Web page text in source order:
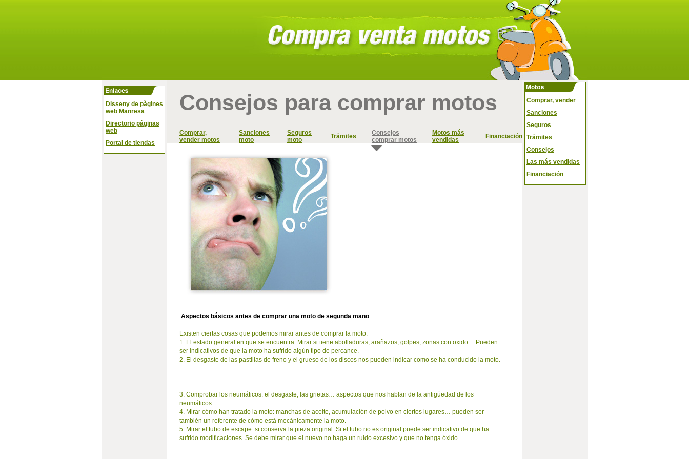
Disseny de pàgines
web Manresa
Directorio páginas
web
Portal de tiendas
Consejos para comprar motos
Comprar,
vender motos
Sanciones
moto
Seguros
moto
Trámites
Consejos
comprar motos
Motos más
vendidas
Financiación
Aspectos básicos antes de comprar una moto de segunda mano
Existen ciertas cosas que podemos mirar antes de comprar la moto:
1. El estado general en que se encuentra. Mirar si tiene abolladuras, arañazos, golpes, zonas con oxido… Pueden
ser indicativos de que la moto ha sufrido algún tipo de percance.
2. El desgaste de las pastillas de freno y el grueso de los discos nos pueden indicar como se ha conducido la moto.
3. Comprobar los neumáticos: el desgaste, las grietas… aspectos que nos hablan de la antigüedad de los
neumáticos.
4. Mirar cómo han tratado la moto: manchas de aceite, acumulación de polvo en ciertos lugares… pueden ser
también un referente de cómo está mecánicamente la moto.
5. Mirar el tubo de escape: si conserva la pieza original. Si el tubo no es original puede ser indicativo de que ha
sufrido modificaciones. Se debe mirar que el nuevo no haga un ruido excesivo y que no tenga óxido.
Comprar, vender
Sanciones
Seguros
Trámites
Consejos
Las más vendidas
Financiación